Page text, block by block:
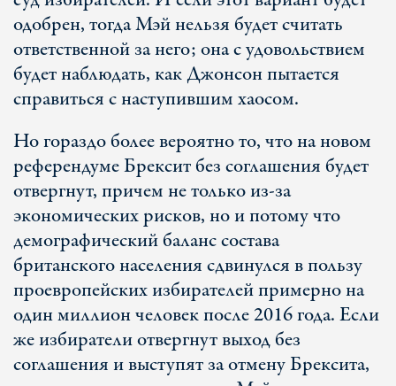
одобрен, тогда Мэй нельзя будет считать
ответственной за него; она с удовольствием
будет наблюдать, как Джонсон пытается
справиться с наступившим хаосом.
Но гораздо более вероятно то, что на новом
референдуме Брексит без соглашения будет
отвергнут, причем не только из-за
экономических рисков, но и потому что
демографический баланс состава
британского населения сдвинулся в пользу
проевропейских избирателей примерно на
один миллион человек после 2016 года. Если
же избиратели отвергнут выход без
соглашения и выступят за отмену Брексита,